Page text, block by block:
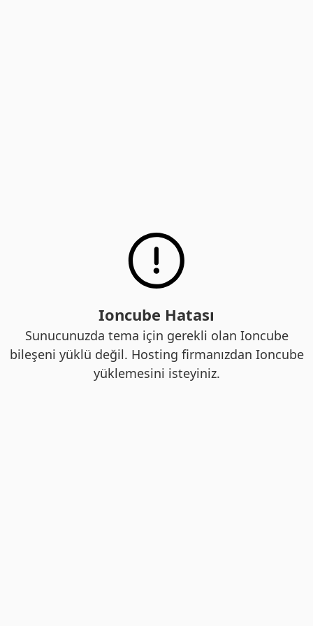
Ioncube Hatası
Sunucunuzda tema için gerekli olan Ioncube
bileşeni yüklü değil. Hosting firmanızdan Ioncube
yüklemesini isteyiniz.